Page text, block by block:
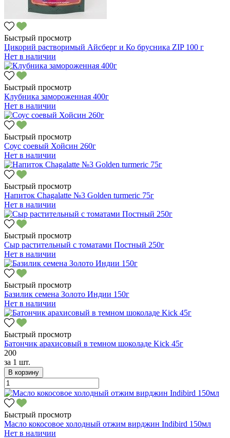
Быстрый просмотр
Цикорий растворимый Айсберг и Ко брусника ZIP 100 г
Нет в наличии
Быстрый просмотр
Клубника замороженная 400г
Нет в наличии
Быстрый просмотр
Соус соевый Хойсин 260г
Нет в наличии
Быстрый просмотр
Напиток Chagalatte №3 Golden turmeric 75г
Нет в наличии
Быстрый просмотр
Сыр растительный с томатами Постный 250г
Нет в наличии
Быстрый просмотр
Базилик семена Золото Индии 150г
Нет в наличии
Быстрый просмотр
Батончик арахисовый в темном шоколаде Kick 45г
200
за 1 шт.
В корзину
Быстрый просмотр
Масло кокосовое холодный отжим вирджин Indibird 150мл
Нет в наличии